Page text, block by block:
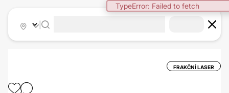
TypeError: Failed to fetch
FRAKČNÍ LASER